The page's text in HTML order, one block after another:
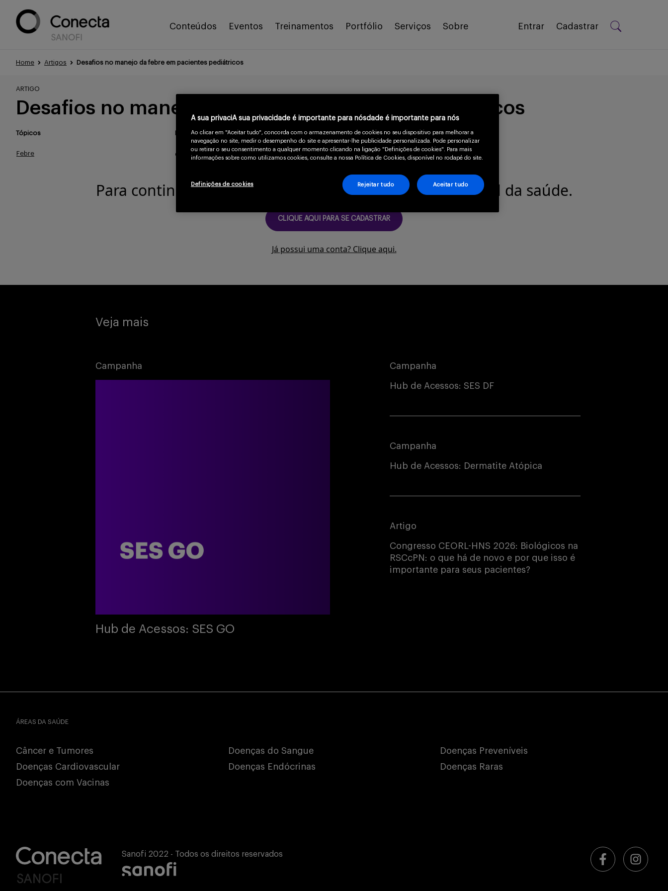
Conteúdos Eventos Treinamentos Portfólio Serviços Sobre Entrar Cadastrar
Home Artigos Desafios no manejo da febre em pacientes pediátricos
ARTIGO
Desafios no manejo da febre em pacientes pediátricos
Tópicos
Febre
Publicado
Out/2022
Para continuar lendo confirme que você é um profissional da saúde.
CLIQUE AQUI PARA SE CADASTRAR
Já possui uma conta? Clique aqui.
Veja mais
Campanha
Hub de Acessos: SES GO
Campanha
Hub de Acessos: SES DF
Campanha
Hub de Acessos: Dermatite Atópica
Artigo
Congresso CEORL-HNS 2026: Biológicos na
RSCcPN: o que há de novo e por que isso é
importante para seus pacientes?
ÁREAS DA SAÚDE
Câncer e Tumores
Doenças Cardiovascular
Doenças com Vacinas
Doenças do Sangue
Doenças Endócrinas
Doenças Preveníveis
Doenças Raras
Sanofi 2022 - Todos os direitos reservados
A sua privaciA sua privacidade é importante para nósdade é importante para nós
Ao clicar em "Aceitar tudo", concorda com o armazenamento de cookies no seu dispositivo para melhorar a
navegação no site, medir o desempenho do site e apresentar-lhe publicidade personalizada. Pode personalizar
ou retirar o seu consentimento a qualquer momento clicando na ligação "Definições de cookies". Para mais
informações sobre como utilizamos cookies, consulte a nossa Política de Cookies, disponível no rodapé do site.
Definições de cookies Rejeitar tudo Aceitar tudo